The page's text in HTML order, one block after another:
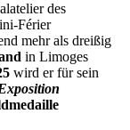
des
Férier
mehr als dreißig
in Limoges
wird er für sein